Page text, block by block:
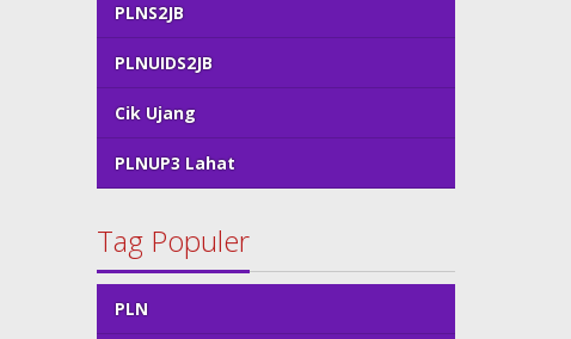
PLNS2JB
PLNUIDS2JB
Cik Ujang
PLNUP3 Lahat
Tag Populer
PLN